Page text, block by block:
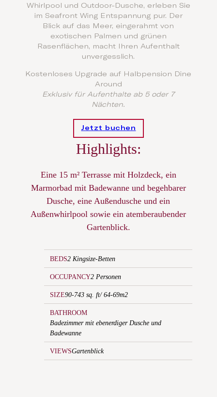
Whirlpool und Outdoor-Dusche, erleben Sie
im Seafront Wing Entspannung pur. Der
Blick auf das Meer, eingerahmt von
exotischen Palmen und grünen
Rasenflächen, macht Ihren Aufenthalt
unvergesslich.
Kostenloses Upgrade auf Halbpension Dine
Around
Exklusiv für Aufenthalte ab 5 oder 7
Nächten.
Jetzt buchen
Highlights:
Eine 15 m² Terrasse mit Holzdeck, ein
Marmorbad mit Badewanne und begehbarer
Dusche, eine Außendusche und ein
Außenwhirlpool sowie ein atemberaubender
Gartenblick.
BEDS2 Kingsize-Betten
OCCUPANCY2 Personen
SIZE90-743 sq. ft/ 64-69m2
BATHROOM
Badezimmer mit ebenerdiger Dusche und
Badewanne
VIEWSGartenblick